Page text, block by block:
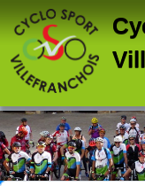
Panneau de gestion